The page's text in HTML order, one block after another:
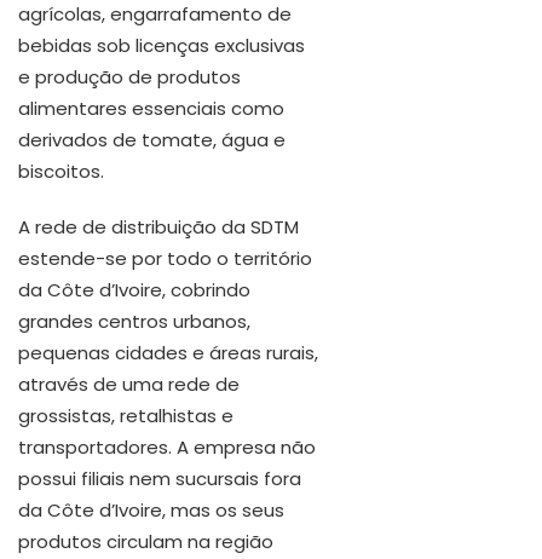
agrícolas, engarrafamento de
bebidas sob licenças exclusivas
e produção de produtos
alimentares essenciais como
derivados de tomate, água e
biscoitos.
A rede de distribuição da SDTM
estende-se por todo o território
da Côte d’Ivoire, cobrindo
grandes centros urbanos,
pequenas cidades e áreas rurais,
através de uma rede de
grossistas, retalhistas e
transportadores. A empresa não
possui filiais nem sucursais fora
da Côte d’Ivoire, mas os seus
produtos circulam na região